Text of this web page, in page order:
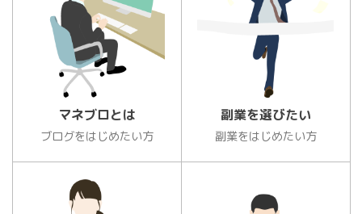
マネブロとは
ブログをはじめたい方
副業を選びたい
副業をはじめたい方